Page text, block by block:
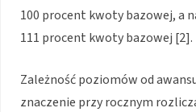
100 procent kwoty bazowej, a
111 procent kwoty bazowej [2].
Zależność poziomów od
znaczenie przy rocznym